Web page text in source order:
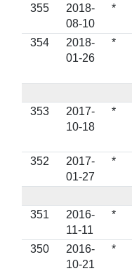
355
2018-
08-10
*
354
2018-
01-26
*
353
2017-
10-18
*
352
2017-
01-27
*
351
2016-
11-11
*
350
2016-
10-21
*